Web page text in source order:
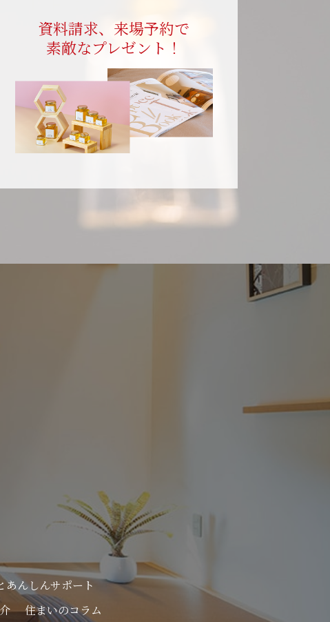
資料請求、来場予約で
素敵なプレゼント！
あんしんサポート
住まいのコラム